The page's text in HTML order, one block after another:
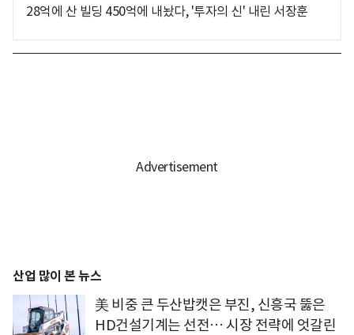
28억에 산 빌딩 450억에 내놨다, '투자의 신' 내린 서장훈
산업 많이 본 뉴스
美 비중 큰 두산밥캣은 부진, 신흥국 뚫은
HD건설기계는 선전… 시장 전략에 엇갈린